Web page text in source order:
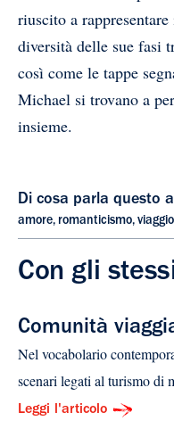
riuscito a
diversità delle sue fasi
così come le tappe
Michael si trovano a
insieme.
Di cosa parla questo
amore, romanticismo, viaggio
Con gli
Comunità
Nel vocabolario
scenari legati al turismo di
Leggi l'articolo